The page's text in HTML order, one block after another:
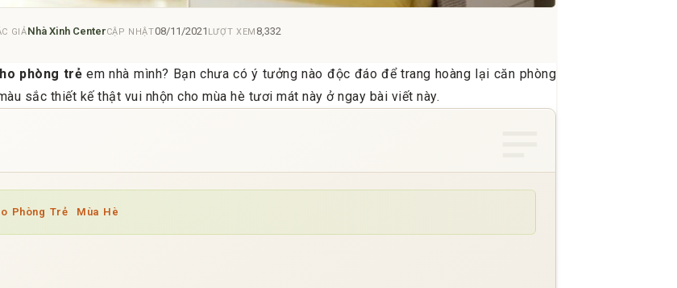
GIẢNhà Xinh CenterCẬP NHẬT08/11/2021 LƯỢT XEM 8,332
phòng trẻ em nhà mình? Bạn chưa có ý tưởng nào độc đáo để trang hoàng lại căn phòng
sắc thiết kế thật vui nhộn cho mùa hè tươi mát này ở ngay bài viết này.
Phòng Trẻ Mùa Hè